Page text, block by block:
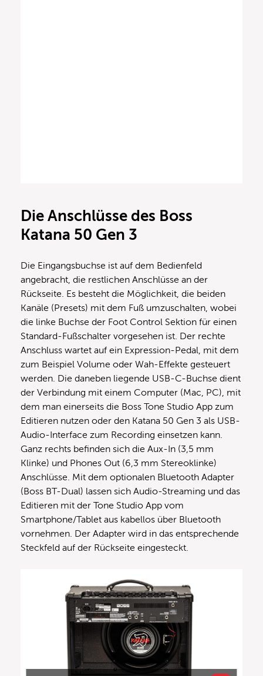
Die Anschlüsse des Boss
Katana 50 Gen 3
Die Eingangsbuchse ist auf dem Bedienfeld
angebracht, die restlichen Anschlüsse an der
Rückseite. Es besteht die Möglichkeit, die beiden
Kanäle (Presets) mit dem Fuß umzuschalten, wobei
die linke Buchse der Foot Control Sektion für einen
Standard-Fußschalter vorgesehen ist. Der rechte
Anschluss wartet auf ein Expression-Pedal, mit dem
zum Beispiel Volume oder Wah-Effekte gesteuert
werden. Die daneben liegende USB-C-Buchse dient
der Verbindung mit einem Computer (Mac, PC), mit
dem man einerseits die Boss Tone Studio App zum
Editieren nutzen oder den Katana 50 Gen 3 als USB-
Audio-Interface zum Recording einsetzen kann.
Ganz rechts befinden sich die Aux-In (3,5 mm
Klinke) und Phones Out (6,3 mm Stereoklinke)
Anschlüsse. Mit dem optionalen Bluetooth Adapter
(Boss BT-Dual) lassen sich Audio-Streaming und das
Editieren mit der Tone Studio App vom
Smartphone/Tablet aus kabellos über Bluetooth
vornehmen. Der Adapter wird in das entsprechende
Steckfeld auf der Rückseite eingesteckt.